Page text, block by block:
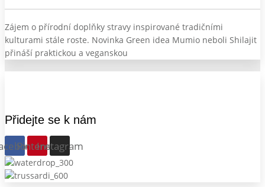
Zájem o přírodní doplňky stravy inspirované tradičními
kulturami stále roste. Novinka Green idea Mumio neboli Shilajit
přináší praktickou a veganskou
Přidejte se k nám
PinterestInstagram